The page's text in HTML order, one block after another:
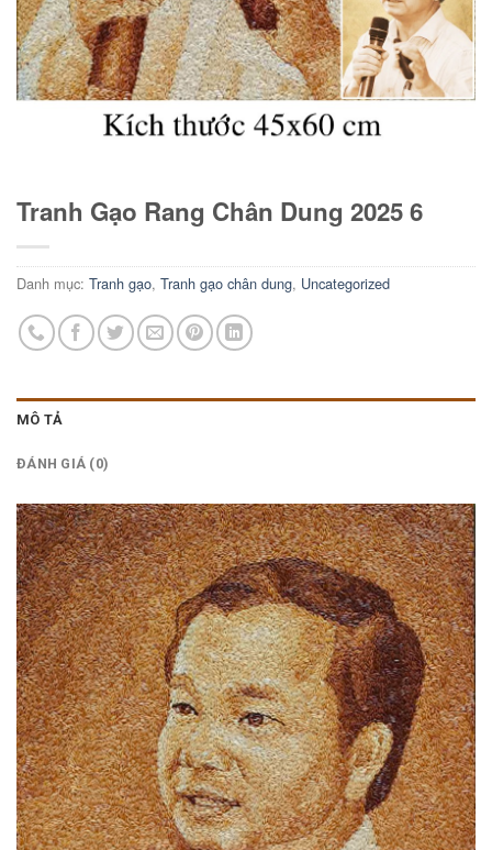
Tranh Gạo Rang Chân Dung 2025 6
Danh mục: Tranh gạo, Tranh gạo chân dung, Uncategorized
MÔ TẢ
ĐÁNH GIÁ (0)